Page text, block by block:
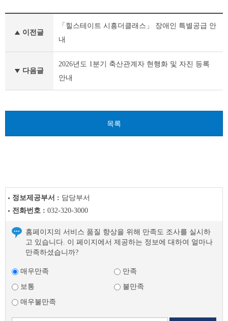
다
글
이전글
「힐스테이트 시흥더클래스」 장애인 특별공급 안
내
다음글
2026년도 1분기 축산관계자 현행화 및 자진 등록
안내
목록
정보제공부서 : 담당부서
전화번호 : 032-320-3000
홈페이지의 서비스 품질 향상을 위해 만족도 조사를 실시하
고 있습니다. 이 페이지에서 제공하는 정보에 대하여 얼마나
만족하셨습니까?
매우만족
만족
보통
불만족
매우불만족